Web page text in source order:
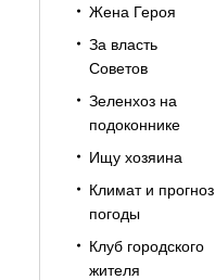
Жена Героя
За власть
Советов
Зеленхоз на
подоконнике
Ищу хозяина
Климат и прогноз
погоды
Клуб городского
жителя